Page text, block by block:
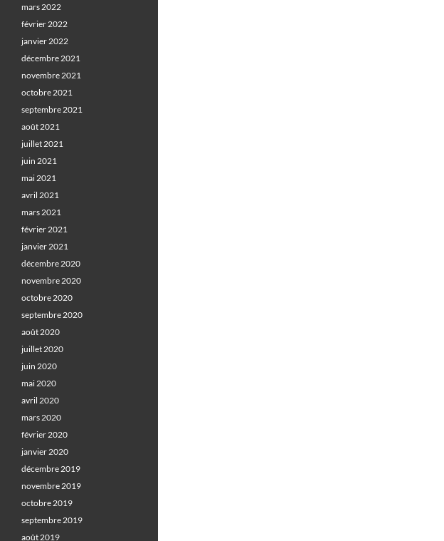
mars 2022
février 2022
janvier 2022
décembre 2021
novembre 2021
octobre 2021
septembre 2021
août 2021
juillet 2021
juin 2021
mai 2021
avril 2021
mars 2021
février 2021
janvier 2021
décembre 2020
novembre 2020
octobre 2020
septembre 2020
août 2020
juillet 2020
juin 2020
mai 2020
avril 2020
mars 2020
février 2020
janvier 2020
décembre 2019
novembre 2019
octobre 2019
septembre 2019
août 2019